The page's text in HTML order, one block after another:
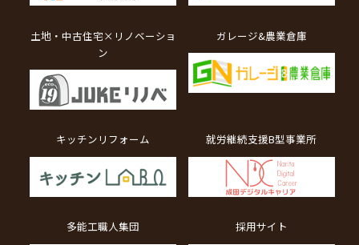
土地・中古住宅×リノベーショ
ン
ガレージ&農業倉庫
キッチンリフォーム 就労継続支援B型事業所
多能工職人集団 採用サイト